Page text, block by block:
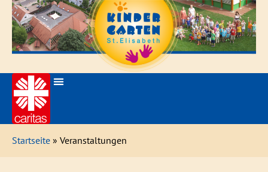
Startseite » Veranstaltungen